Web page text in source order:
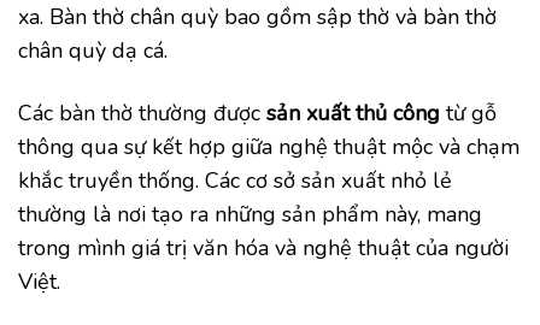
xa. Bàn thờ chân quỳ bao gồm sập thờ và bàn thờ
chân quỳ dạ cá.
Các bàn thờ thường được sản xuất thủ công từ gỗ
thông qua sự kết hợp giữa nghệ thuật mộc và chạm
khắc truyền thống. Các cơ sở sản xuất nhỏ lẻ
thường là nơi tạo ra những sản phẩm này, mang
trong mình giá trị văn hóa và nghệ thuật của người
Việt.